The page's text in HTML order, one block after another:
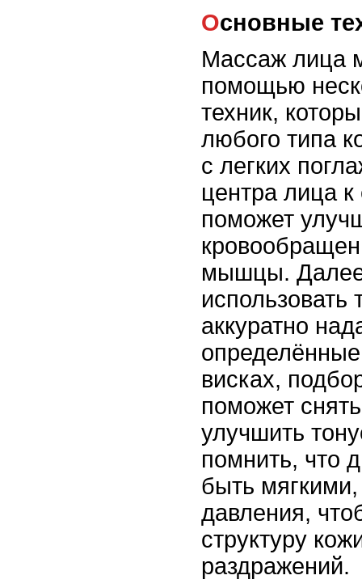
Основные
Массаж лица
помощью
техник,
любого типа
с легких
центра лица
поможет
мышцы.
использовать
аккуратно
висках,
поможет
улучшить
помнить, что
быть
давления,
структуру
раздражений.